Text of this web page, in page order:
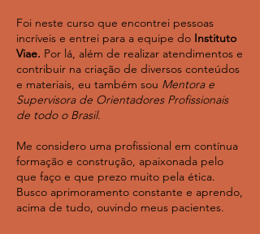
Foi neste curso que encontrei pessoas
incríveis e entrei para a equipe do Instituto
Viae. Por lá, além de realizar atendimentos e
contribuir na criação de diversos conteúdos
e materiais, eu também sou Mentora e
Supervisora de Orientadores Profissionais
de todo o Brasil.
Me considero uma profissional em contínua
formação e construção, apaixonada pelo
que faço e que prezo muito pela ética.
Busco aprimoramento constante e aprendo,
acima de tudo, ouvindo meus pacientes.